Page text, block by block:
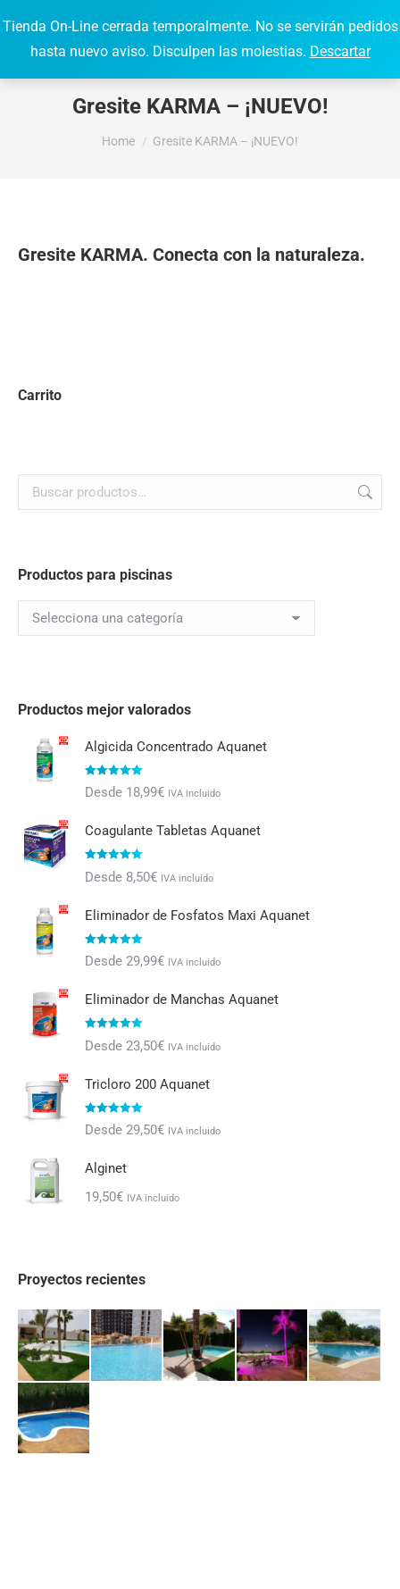
Tienda On-Line cerrada temporalmente. No se servirán pedidos
hasta nuevo aviso. Disculpen las molestias. Descartar
0,00€ 0 Search:
Gresite KARMA – ¡NUEVO!
You are here:
Home Gresite KARMA – ¡NUEVO!
Gresite KARMA. Conecta con la naturaleza.
Carrito
Productos para piscinas
Productos mejor valorados
Algicida Concentrado Aquanet
Valorado con
5.00de 5
Desde 18,99€ IVA incluido
Coagulante Tabletas Aquanet
Valorado con
5.00de 5
Desde 8,50€ IVA incluido
Eliminador de Fosfatos Maxi Aquanet
Valorado con
5.00de 5
Desde 29,99€ IVA incluido
Eliminador de Manchas Aquanet
Valorado con
5.00de 5
Desde 23,50€ IVA incluido
Tricloro 200 Aquanet
Valorado con
5.00de 5
Desde 29,50€ IVA incluido
Alginet
19,50€ IVA incluido
Proyectos recientes